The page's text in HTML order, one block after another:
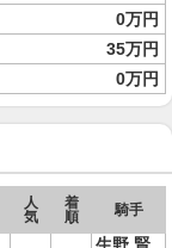
0万円
35万円
0万円
人
気
着
順
騎手